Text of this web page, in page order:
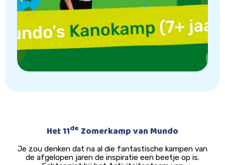
Het 11de Zomerkamp van Mundo
Je zou denken dat na al die fantastische kampen van
de afgelopen jaren de inspiratie een beetje op is.